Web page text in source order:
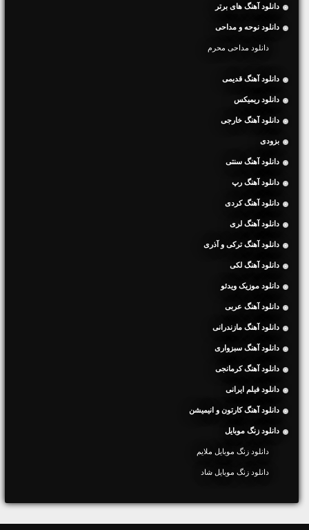
دانلود آهنگ های برتر
دانلود نوحه و مداحی
دانلود مداحی محرم
دانلود آهنگ قدیمی
دانلود ریمیکس
دانلود آهنگ خارجی
بزودی
دانلود آهنگ سنتی
دانلود آهنگ رپ
دانلود آهنگ کردی
دانلود آهنگ لری
دانلود آهنگ ترکی و آذری
دانلود آهنگ لکی
دانلود موزیک ویدئو
دانلود آهنگ عربی
دانلود آهنگ مازندرانی
دانلود آهنگ سبزواری
دانلود آهنگ کرمانجی
دانلود فیلم ایرانی
دانلود آهنگ کارتون و انیمیشن
دانلود زنگ موبایل
دانلود زنگ موبایل ملایم
دانلود زنگ موبایل شاد